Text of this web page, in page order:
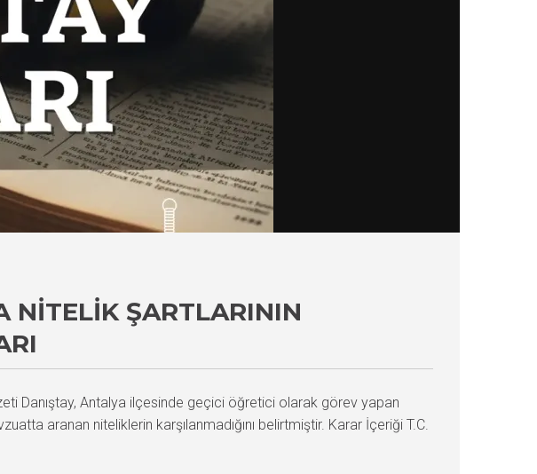
NITELIK ŞARTLARININ
Danıştay, Antalya ilçesinde geçici öğretici olarak görev yapan
aranan niteliklerin karşılanmadığını belirtmiştir. Karar İçeriği T.C.